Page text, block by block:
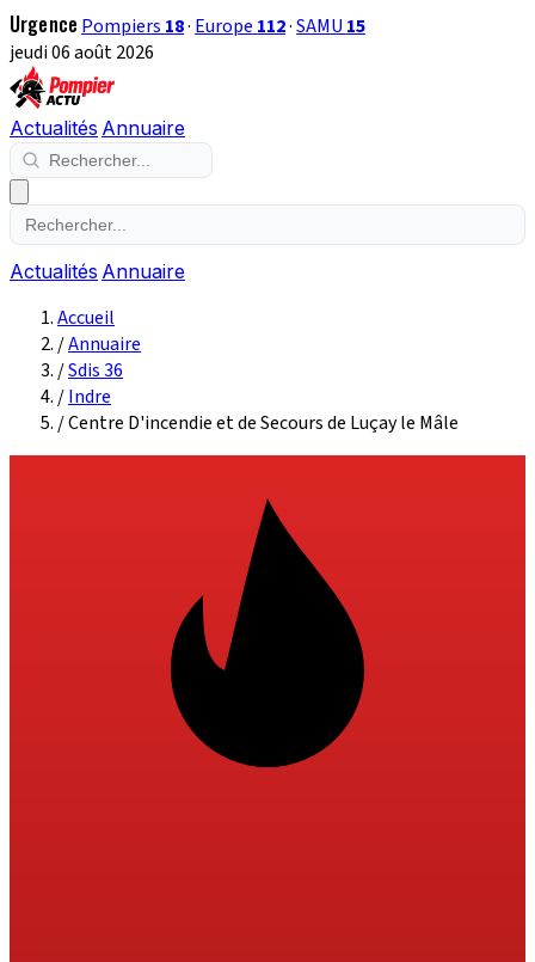
Urgence Pompiers 18· Europe 112·SAMU 15
jeudi 06 août 2026
Actualités Annuaire
Actualités Annuaire
Accueil
/Annuaire
/Sdis 36
/Indre
/Centre D'incendie et de Secours de Luçay le Mâle